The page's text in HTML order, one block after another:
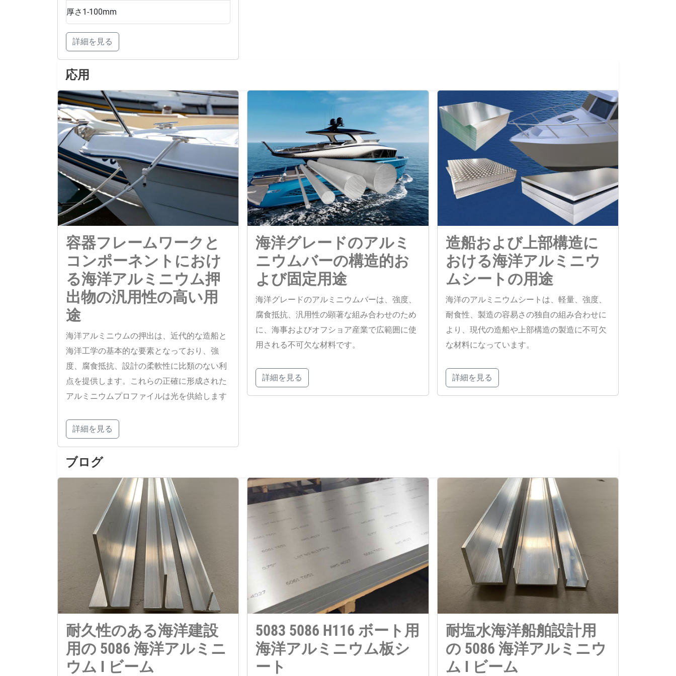
厚さ 1-100mm
詳細を見る
応用
容器フレームワークと
コンポーネントにおけ
る海洋アルミニウム押
出物の汎用性の高い用
途
海洋アルミニウムの押出は、近代的な造船と
海洋工学の基本的な要素となっており、強
度、腐食抵抗、設計の柔軟性に比類のない利
点を提供します。これらの正確に形成された
アルミニウムプロファイルは光を供給します
詳細を見る
海洋グレードのアルミ
ニウムバーの構造的お
よび固定用途
海洋グレードのアルミニウムバーは、強度、
腐食抵抗、汎用性の顕著な組み合わせのため
に、海事およびオフショア産業で広範囲に使
用される不可欠な材料です。
詳細を見る
造船および上部構造に
おける海洋アルミニウ
ムシートの用途
海洋のアルミニウムシートは、軽量、強度、
耐食性、製造の容易さの独自の組み合わせに
より、現代の造船や上部構造の製造に不可欠
な材料になっています。
詳細を見る
ブログ
耐久性のある海洋建設
用の 5086 海洋アルミニ
ウム I ビーム
5083 5086 H116 ボート用
海洋アルミニウム板シ
ート
耐塩水海洋船舶設計用
の 5086 海洋アルミニウ
ム I ビーム